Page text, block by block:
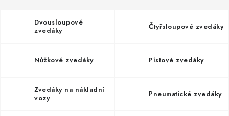
OLEJE A KAPALINY
Dvousloupové
zvedáky
Čtyřsloupové zvedáky
Nůžkové zvedáky Pístové zvedáky
Zvedáky na nákladní
vozy
Pneumatické zvedáky